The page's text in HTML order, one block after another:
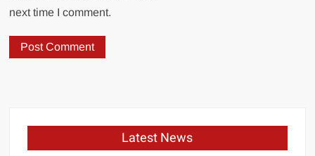
next time I comment.
Latest News